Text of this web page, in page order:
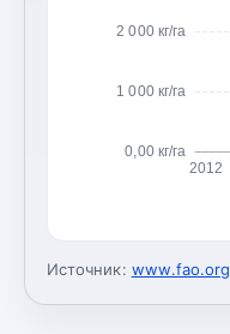
0,00 кг/га
1 000 кг/га
2 000 кг/га
2012
Источник: www.fao.org